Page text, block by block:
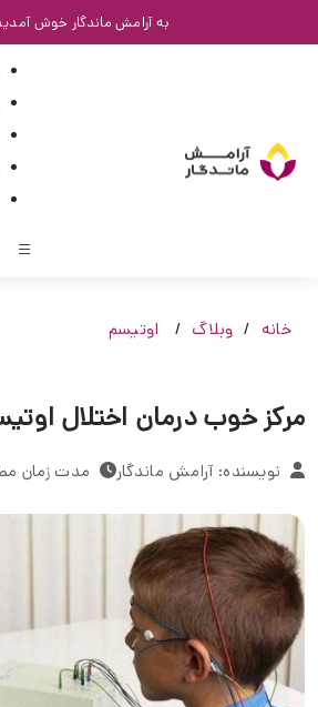
به آرامش ماندگار خوش
خانه وبلاگ اوتیسم
مرکز خوب درمان اختلال
نویسنده: آرامش ماندگار مدت زمان مطالعه: